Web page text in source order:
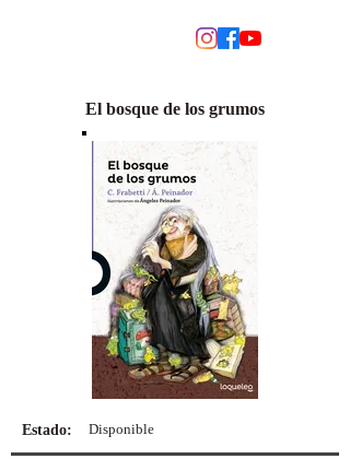
El bosque de los grumos
Estado: Disponible